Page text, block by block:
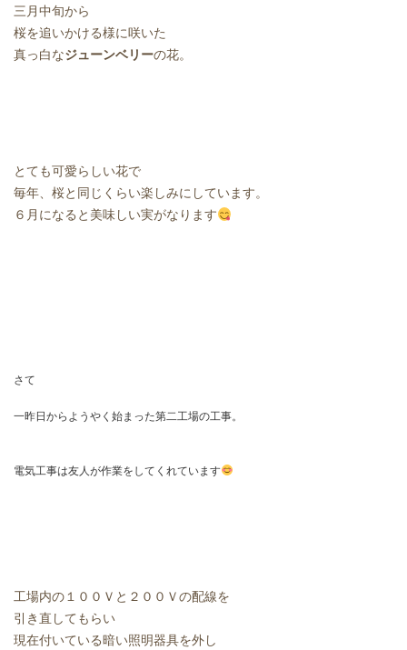
三月中旬から
桜を追いかける様に咲いた
真っ白なジューンベリーの花。
とても可愛らしい花で
毎年、桜と同じくらい楽しみにしています。
６月になると美味しい実がなります
さて
一昨日からようやく始まった第二工場の工事。
電気工事は友人が作業をしてくれています
工場内の１００Ｖと２００Ｖの配線を
引き直してもらい
現在付いている暗い照明器具を外し